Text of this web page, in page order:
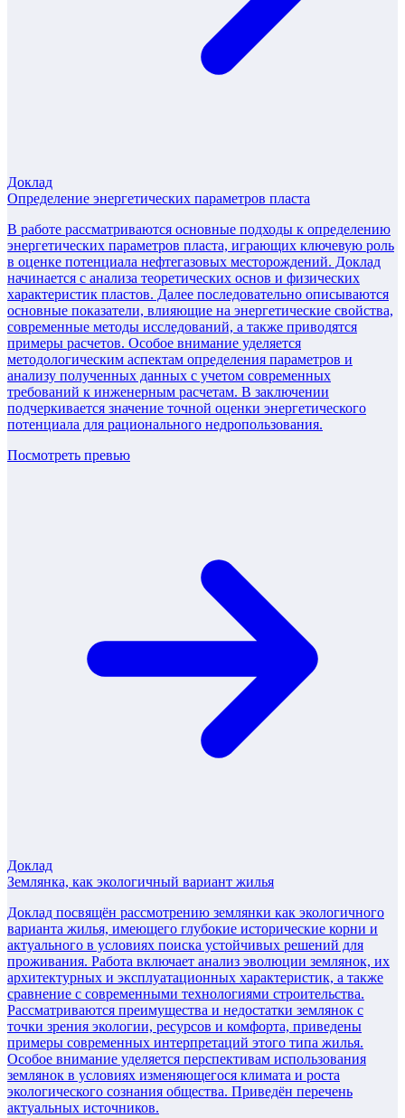
Доклад
Определение энергетических параметров пласта
В работе рассматриваются основные подходы к определению
энергетических параметров пласта, играющих ключевую роль
в оценке потенциала нефтегазовых месторождений. Доклад
начинается с анализа теоретических основ и физических
характеристик пластов. Далее последовательно описываются
основные показатели, влияющие на энергетические свойства,
современные методы исследований, а также приводятся
примеры расчетов. Особое внимание уделяется
методологическим аспектам определения параметров и
анализу полученных данных с учетом современных
требований к инженерным расчетам. В заключении
подчеркивается значение точной оценки энергетического
потенциала для рационального недропользования.
Посмотреть превью
Доклад
Землянка, как экологичный вариант жилья
Доклад посвящён рассмотрению землянки как экологичного
варианта жилья, имеющего глубокие исторические корни и
актуального в условиях поиска устойчивых решений для
проживания. Работа включает анализ эволюции землянок, их
архитектурных и эксплуатационных характеристик, а также
сравнение с современными технологиями строительства.
Рассматриваются преимущества и недостатки землянок с
точки зрения экологии, ресурсов и комфорта, приведены
примеры современных интерпретаций этого типа жилья.
Особое внимание уделяется перспективам использования
землянок в условиях изменяющегося климата и роста
экологического сознания общества. Приведён перечень
актуальных источников.